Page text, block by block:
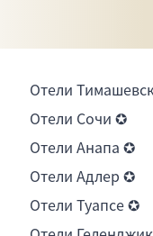
Отели
Отели Сочи ✪
Отели Анапа ✪
Отели Адлер ✪
Отели Туапсе ✪